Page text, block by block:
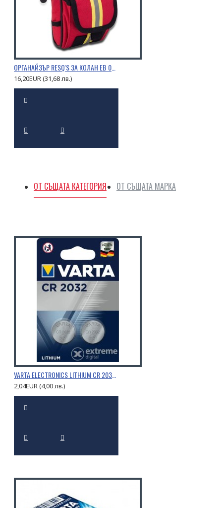
ОРГАНАЙЗЪР RESQ'S ЗА КОЛАН EB 02.028
16,20EUR (31,68 лв.)
ОТ СЪЩАТА КАТЕГОРИЯ ОТ СЪЩАТА МАРКА
VARTA ELECTRONICS LITHIUM CR 2032 -2 БР
2,04EUR (4,00 лв.)